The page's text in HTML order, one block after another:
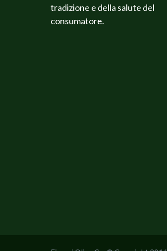
tradizione e della salute del
consumatore.